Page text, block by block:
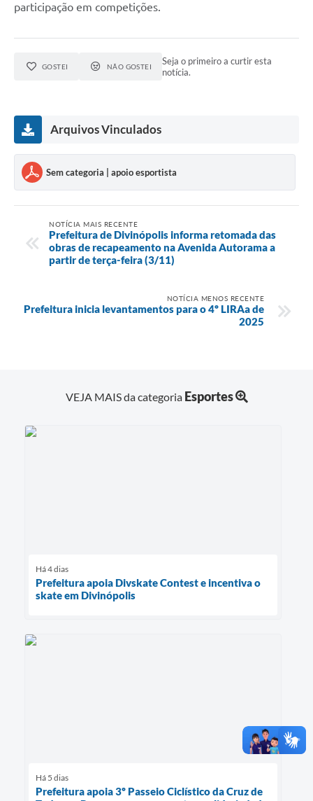
participação em competições.
GOSTEI NÃO GOSTEI
Seja o primeiro a curtir esta
notícia.
Arquivos Vinculados
Sem categoria | apoio esportista
NOTÍCIA MAIS RECENTE
Prefeitura de Divinópolis informa retomada das
obras de recapeamento na Avenida Autorama a
partir de terça-feira (3/11)
NOTÍCIA MENOS RECENTE
Prefeitura inicia levantamentos para o 4º LIRAa de
2025
VEJA MAIS da categoria Esportes
Há 4 dias
Prefeitura apoia Divskate Contest e incentiva o
skate em Divinópolis
Há 5 dias
Prefeitura apoia 3º Passeio Ciclístico da Cruz de